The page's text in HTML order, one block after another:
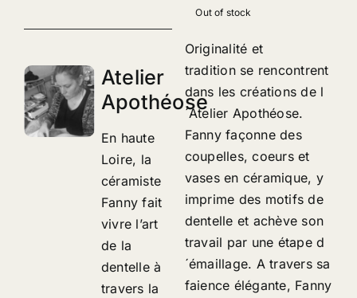
Atelier
Apothéose
En haute
Loire, la
céramiste
Fanny fait
vivre l’art
de la
dentelle à
travers la
Out of stock
Originalité et
tradition se rencontrent
dans les créations de l
´Atelier Apothéose.
Fanny façonne des
coupelles, coeurs et
vases en céramique, y
imprime des motifs de
dentelle et achève son
travail par une étape d
´émaillage. A travers sa
faience élégante, Fanny